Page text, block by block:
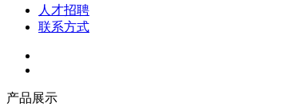
人才招聘
联系方式
产品展示